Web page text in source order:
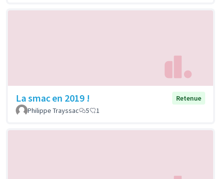
La smac en 2019 !
Retenue
Philippe Trayssac
5 1